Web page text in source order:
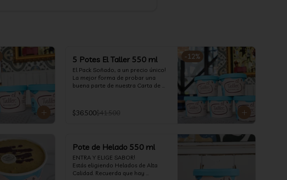
-12%
5 Potes El Taller 550 ml
El Pack Soñado, a un precio único!
La mejor forma de probar una
buena parte de nuestra Carta de
$36.500$41.500
Pote de Helado 550 ml
ENTRA Y ELIGE SABOR!
Estás eligiendo Helados de Alta
Calidad. Recuerda que hay